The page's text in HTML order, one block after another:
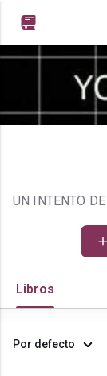
Libros
Por defecto